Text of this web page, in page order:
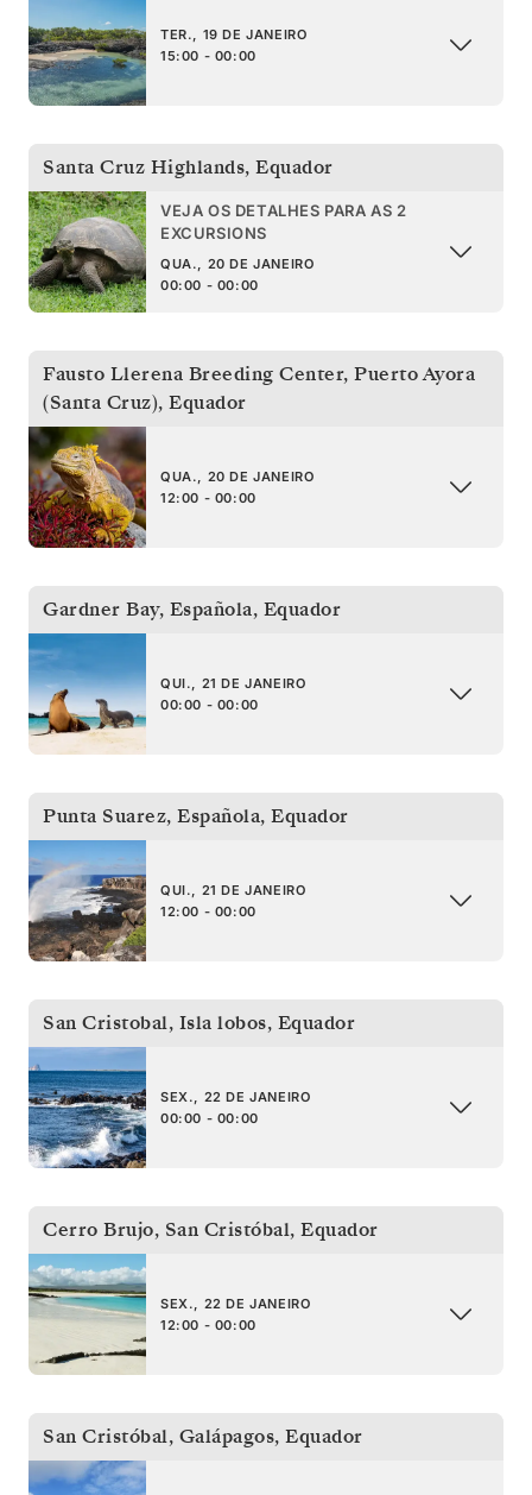
TER., 19 DE JANEIRO
15:00 - 00:00
Santa Cruz Highlands, Equador
VEJA OS DETALHES PARA AS 2
EXCURSIONS
QUA., 20 DE JANEIRO
00:00 - 00:00
Fausto Llerena Breeding Center, Puerto Ayora
(Santa Cruz), Equador
QUA., 20 DE JANEIRO
12:00 - 00:00
Gardner Bay, Española, Equador
QUI., 21 DE JANEIRO
00:00 - 00:00
Punta Suarez, Española, Equador
QUI., 21 DE JANEIRO
12:00 - 00:00
San Cristobal, Isla lobos, Equador
SEX., 22 DE JANEIRO
00:00 - 00:00
Cerro Brujo, San Cristóbal, Equador
SEX., 22 DE JANEIRO
12:00 - 00:00
San Cristóbal, Galápagos, Equador